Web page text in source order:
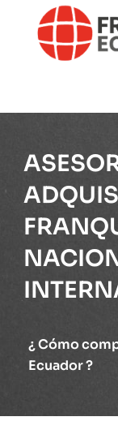
¿ Cómo
Ecuador ?